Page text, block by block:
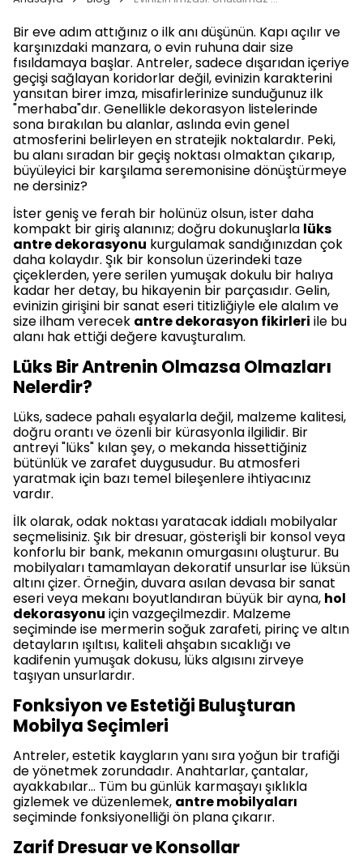
Bir eve adım attığınız o ilk anı düşünün. Kapı açılır ve
karşınızdaki manzara, o evin ruhuna dair size
fısıldamaya başlar. Antreler, sadece dışarıdan içeriye
geçişi sağlayan koridorlar değil, evinizin karakterini
yansıtan birer imza, misafirlerinize sunduğunuz ilk
"merhaba"dır. Genellikle dekorasyon listelerinde
sona bırakılan bu alanlar, aslında evin genel
atmosferini belirleyen en stratejik noktalardır. Peki,
bu alanı sıradan bir geçiş noktası olmaktan çıkarıp,
büyüleyici bir karşılama seremonisine dönüştürmeye
ne dersiniz?
İster geniş ve ferah bir holünüz olsun, ister daha
kompakt bir giriş alanınız; doğru dokunuşlarla lüks
antre dekorasyonu kurgulamak sandığınızdan çok
daha kolaydır. Şık bir konsolun üzerindeki taze
çiçeklerden, yere serilen yumuşak dokulu bir halıya
kadar her detay, bu hikayenin bir parçasıdır. Gelin,
evinizin girişini bir sanat eseri titizliğiyle ele alalım ve
size ilham verecek antre dekorasyon fikirleri ile bu
alanı hak ettiği değere kavuşturalım.
Lüks Bir Antrenin Olmazsa Olmazları
Nelerdir?
Lüks, sadece pahalı eşyalarla değil, malzeme kalitesi,
doğru orantı ve özenli bir kürasyonla ilgilidir. Bir
antreyi "lüks" kılan şey, o mekanda hissettiğiniz
bütünlük ve zarafet duygusudur. Bu atmosferi
yaratmak için bazı temel bileşenlere ihtiyacınız
vardır.
İlk olarak, odak noktası yaratacak iddialı mobilyalar
seçmelisiniz. Şık bir dresuar, gösterişli bir konsol veya
konforlu bir bank, mekanın omurgasını oluşturur. Bu
mobilyaları tamamlayan dekoratif unsurlar ise lüksün
altını çizer. Örneğin, duvara asılan devasa bir sanat
eseri veya mekanı boyutlandıran büyük bir ayna, hol
dekorasyonu için vazgeçilmezdir. Malzeme
seçiminde ise mermerin soğuk zarafeti, pirinç ve altın
detayların ışıltısı, kaliteli ahşabın sıcaklığı ve
kadifenin yumuşak dokusu, lüks algısını zirveye
taşıyan unsurlardır.
Fonksiyon ve Estetiği Buluşturan
Mobilya Seçimleri
Antreler, estetik kaygların yanı sıra yoğun bir trafiği
de yönetmek zorundadır. Anahtarlar, çantalar,
ayakkabılar... Tüm bu günlük karmaşayı şıklıkla
gizlemek ve düzenlemek, antre mobilyaları
seçiminde fonksiyonelliği ön plana çıkarır.
Zarif Dresuar ve Konsollar